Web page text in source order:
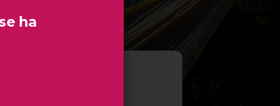
LA REFORMA
ha